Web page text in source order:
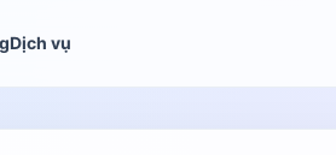
Dịch vụ